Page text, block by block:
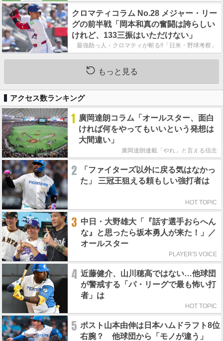
クロマティコラム No.28 メジャー・リー
グの前半戦「岡本和真の奮闘は誇らしい
けれど、133三振はいただけない」
最強助っ人・クロマティが斬る!!「日米・野球考察」
もっと見る
アクセス数ランキング
1 廣岡達朗コラム「オールスター、面白
ければ何をやってもいいという発想は
大間違い」
廣岡達朗連載「やれ」と言える信念
2
「ファイターズ以外に戻る気はなかっ
た」 三冠王狙える頼もしい強打者は
HOT TOPIC
3 中日・大野雄大「『話す選手おらへん
な』と思ったら坂本勇人が来た！」／
オールスター
PLAYER'S VOICE
4 近藤健介、山川穂高ではない…他球団
が警戒する「パ・リーグで最も怖い打
者」は
HOT TOPIC
5 ポスト山本由伸は日本ハムドラフト8位
右腕？ 他球団から「モノが違う」